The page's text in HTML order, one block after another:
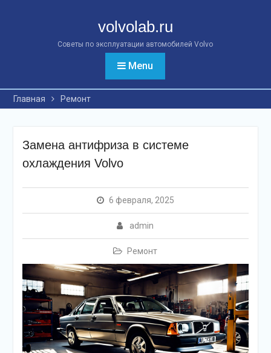
volvolab.ru
Советы по эксплуатации автомобилей Volvo
Menu
Главная Ремонт
Замена антифриза в системе
охлаждения Volvo
6 февраля, 2025
admin
Ремонт